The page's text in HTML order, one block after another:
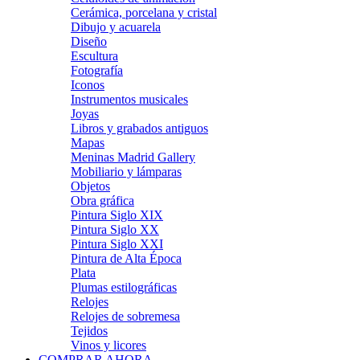
Cerámica, porcelana y cristal
Dibujo y acuarela
Diseño
Escultura
Fotografía
Iconos
Instrumentos musicales
Joyas
Libros y grabados antiguos
Mapas
Meninas Madrid Gallery
Mobiliario y lámparas
Objetos
Obra gráfica
Pintura Siglo XIX
Pintura Siglo XX
Pintura Siglo XXI
Pintura de Alta Época
Plata
Plumas estilográficas
Relojes
Relojes de sobremesa
Tejidos
Vinos y licores